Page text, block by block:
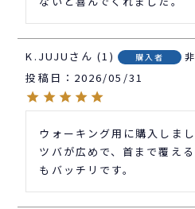
K.JUJU 1 購入者
投稿日 2026/05/31
ウォーキング用に購入しまし
ツバが広めで、首まで覆え
もバッチリです。